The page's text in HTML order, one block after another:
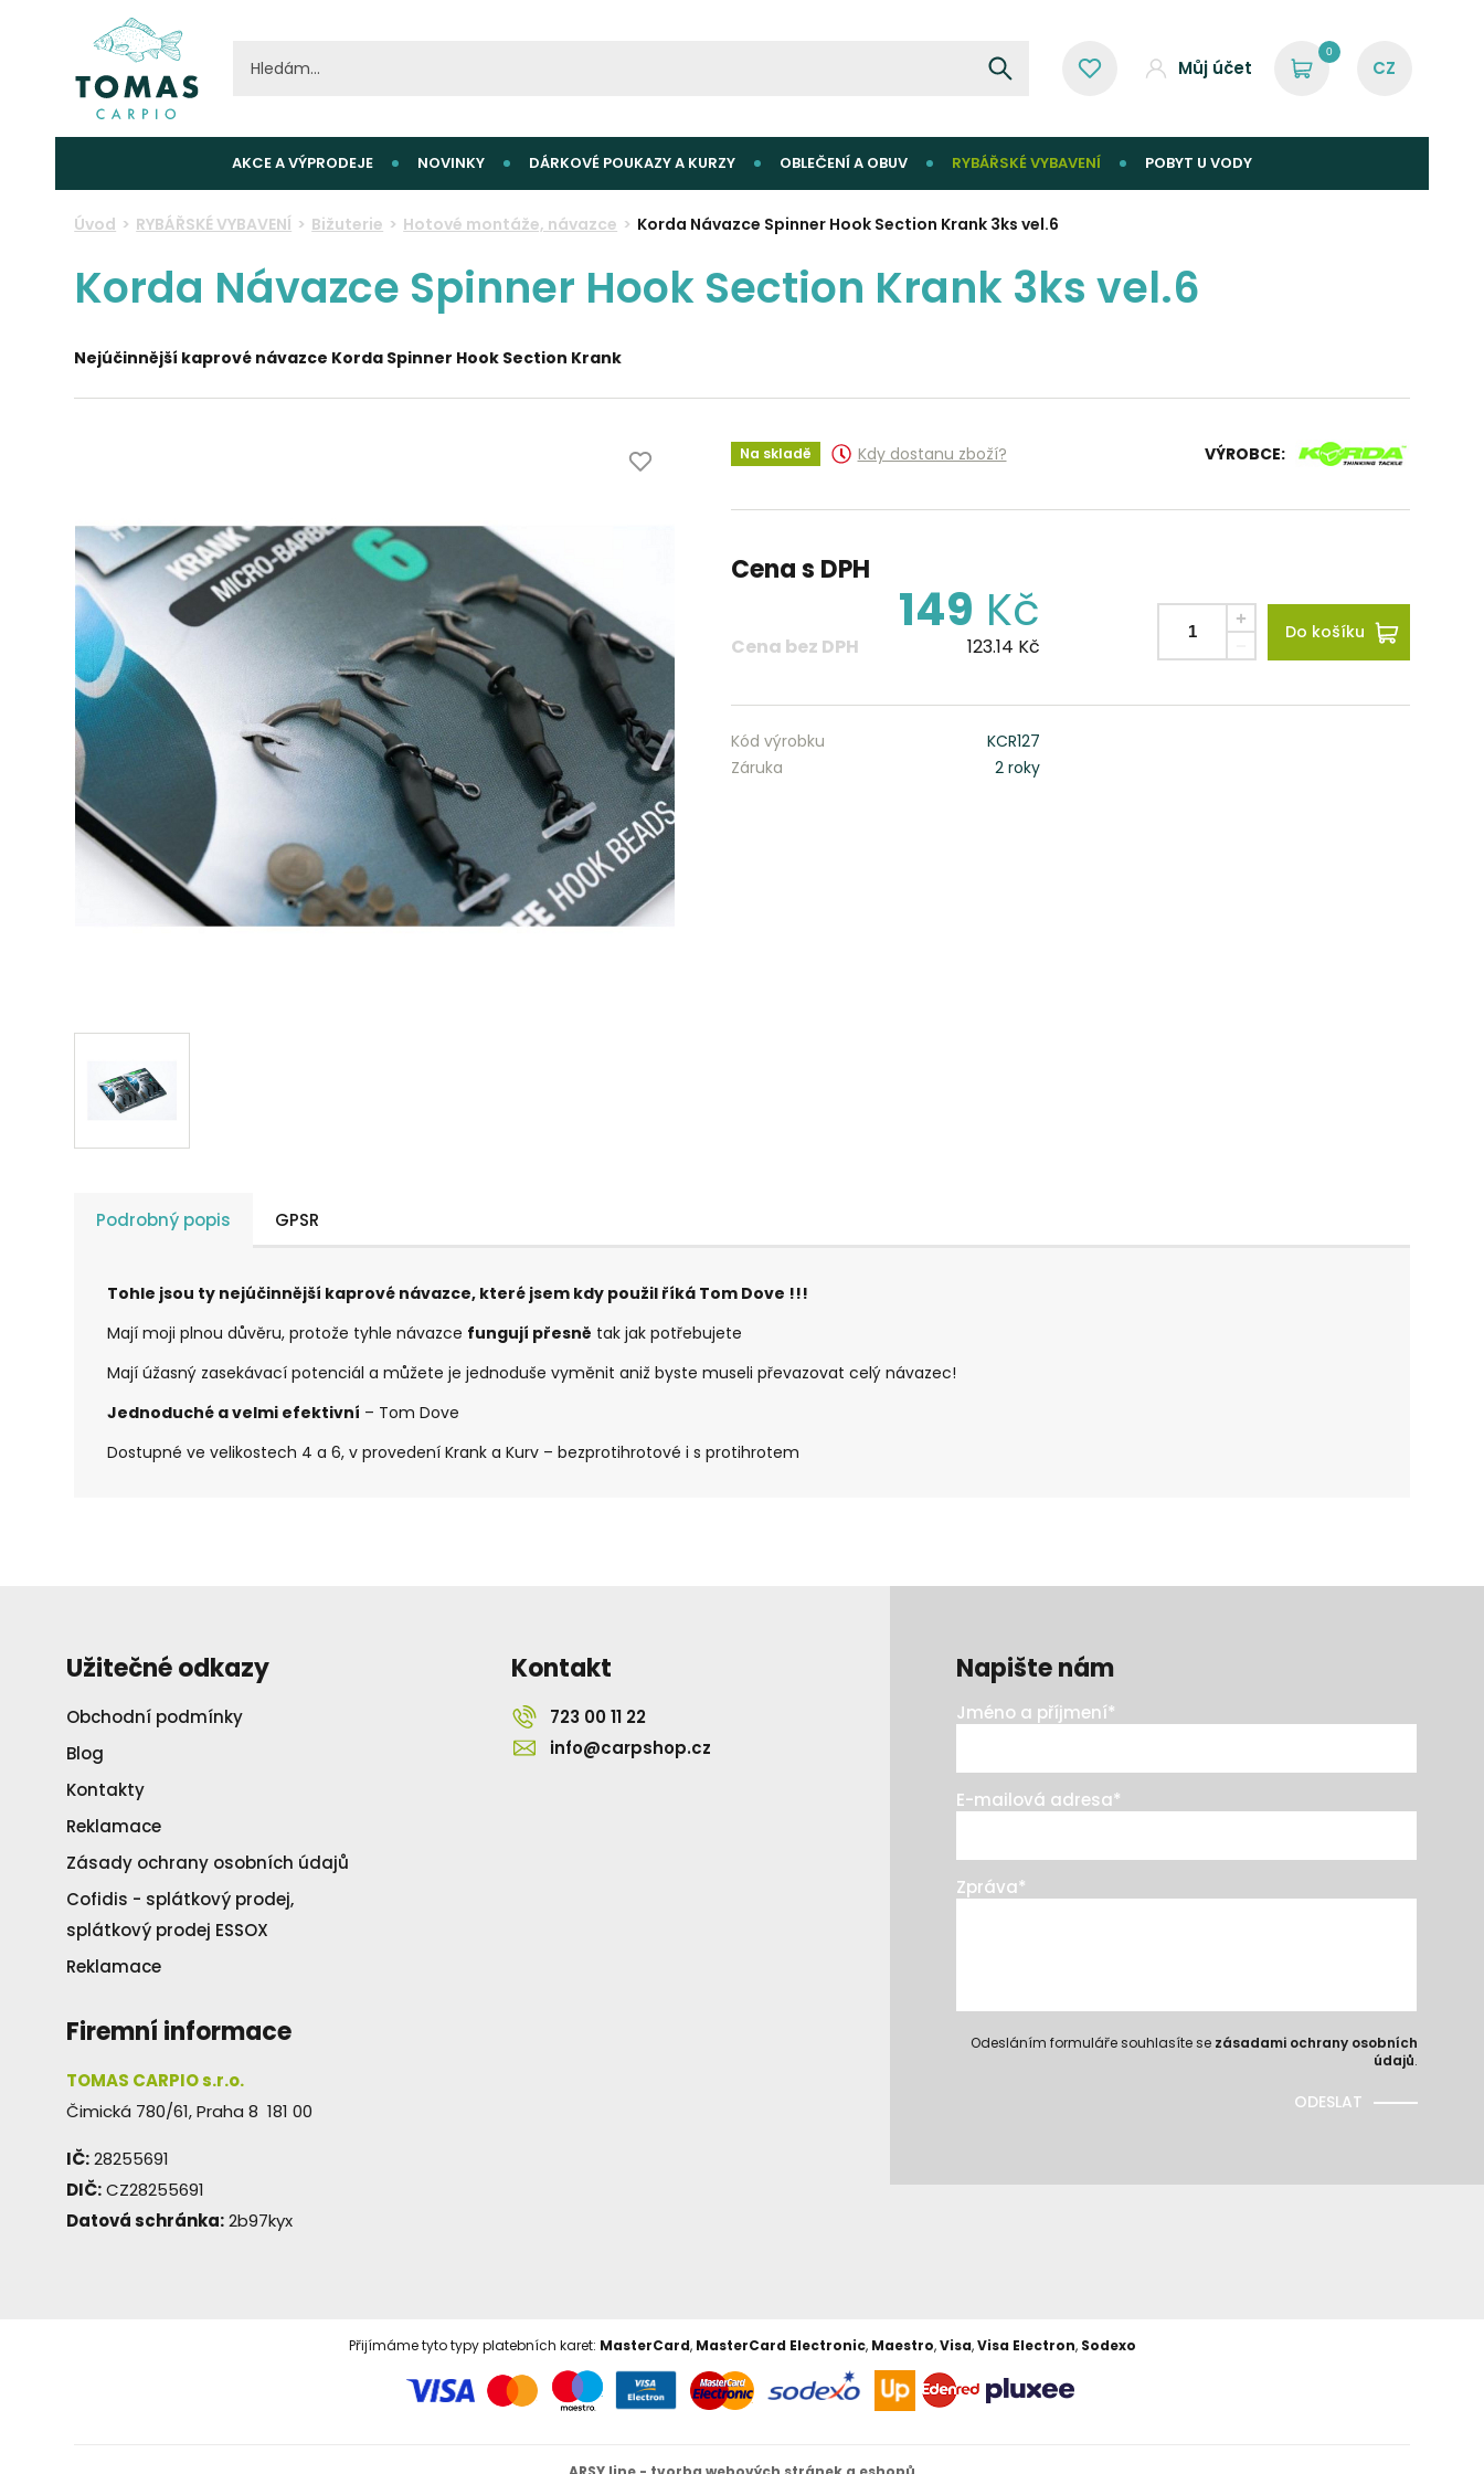
Můj účet
0
AKCE A VÝPRODEJE NOVINKY DÁRKOVÉ POUKAZY A KURZY OBLEČENÍ A OBUV RYBÁŘSKÉ VYBAVENÍ POBYT U VODY
Úvod RYBÁŘSKÉ VYBAVENÍ Bižuterie Hotové montáže, návazce Korda Návazce Spinner Hook Section Krank 3ks vel.6
Korda Návazce Spinner Hook Section Krank 3ks vel.6
Nejúčinnější kaprové návazce Korda Spinner Hook Section Krank
Na skladě Kdy dostanu zboží? VÝROBCE:
Cena s DPH
149 Kč
Cena bez DPH 123.14 Kč
Do košíku
Kód výrobku
KCR127
Záruka
2 roky
Podrobný popis GPSR
Tohle jsou ty nejúčinnější kaprové návazce, které jsem kdy použil říká Tom Dove !!!
Mají moji plnou důvěru, protože tyhle návazce fungují přesně tak jak potřebujete
Mají úžasný zasekávací potenciál a můžete je jednoduše vyměnit aniž byste museli převazovat celý návazec!
Jednoduché a velmi efektivní – Tom Dove
Dostupné ve velikostech 4 a 6, v provedení Krank a Kurv – bezprotihrotové i s protihrotem
Užitečné odkazy
Obchodní podmínky
Blog
Kontakty
Reklamace
Zásady ochrany osobních údajů
Cofidis - splátkový prodej,
splátkový prodej ESSOX
Reklamace
Firemní informace
TOMAS CARPIO s.r.o.
Čimická 780/61, Praha 8 181 00
IČ:28255691
DIČ:CZ28255691
Datová schránka:2b97kyx
Kontakt
723 00 11 22
info@carpshop.cz
Napište nám
Jméno a příjmení*
E-mailová adresa*
Zpráva*
Odesláním formuláře souhlasíte se zásadami ochrany osobních
údajů.
ODESLAT
Přijímáme tyto typy platebních karet: MasterCard, MasterCard Electronic, Maestro,Visa,Visa Electron, Sodexo